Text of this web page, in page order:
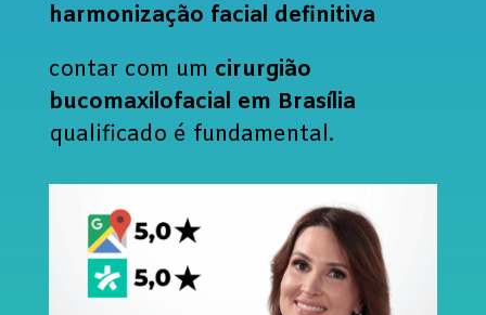
harmonização facial definitiva
contar com um cirurgião
bucomaxilofacial em Brasília
qualificado é fundamental.